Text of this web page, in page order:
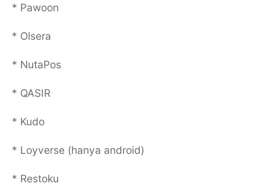
* Pawoon
* Olsera
* NutaPos
* QASIR
* Kudo
* Loyverse (hanya android)
* Restoku